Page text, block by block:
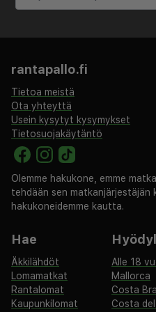
kuivapesula-/pesulapalvelut
sillä sen palveluihin kuuluvat
vartalohoidot ja
kuuluu ilmainen langaton
palvelut ja piknikalue. Tämä
ravintolan, kahvila ja
Haluatko rentoutua? Nauti
11.30.
rantapallo.fi
Tietoa meistä
Ota yhteyttä
Usein kysytyt kysymykset
Tietosuojakäytäntö
Olemme hakukone, emme
tehdään sen
hakukoneidemme kautta.
Hae
Äkkilähdöt
Lomamatkat
Rantalomat
Kaupunkilomat
Alle 18
Mallorca
Costa
Costa del